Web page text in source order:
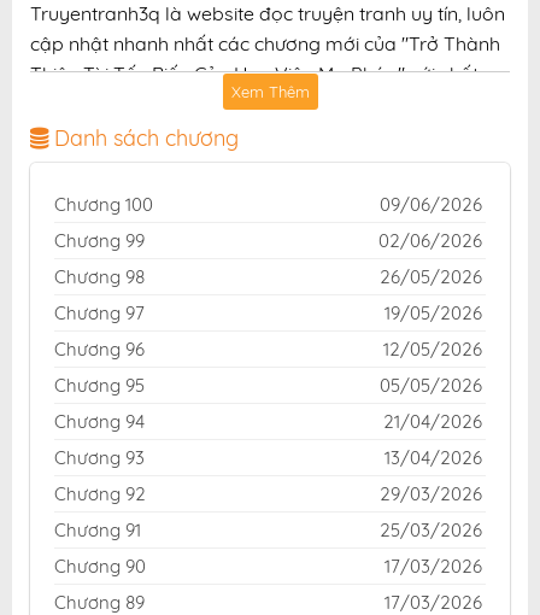
Truyentranh3q là website đọc truyện tranh uy tín, luôn
cập nhật nhanh nhất các chương mới của "Trở Thành
Thiên Tài Tốc Biến Của Học Viện Ma Pháp" với chất
lượng hình ảnh sắc nét, bản dịch chuẩn và giao diện
thân thiện, mang đến trải nghiệm đọc truyện hấp dẫn,
tiện lợi, hoàn toàn miễn phí cho độc giả yêu thích
truyện tranh online.
Xem Thêm
Danh sách chương
Chương 100
09/06/2026
Chương 99
02/06/2026
Chương 98
26/05/2026
Chương 97
19/05/2026
Chương 96
12/05/2026
Chương 95
05/05/2026
Chương 94
21/04/2026
Chương 93
13/04/2026
Chương 92
29/03/2026
Chương 91
25/03/2026
Chương 90
17/03/2026
Chương 89
17/03/2026